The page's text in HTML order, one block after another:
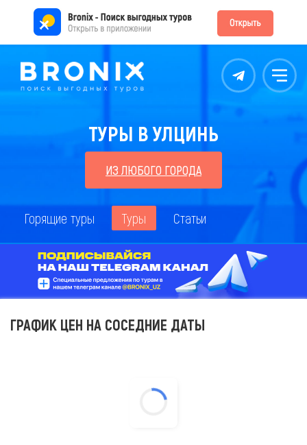
Контакты Меню
ТУРЫ В УЛЦИНЬ
ИЗ ЛЮБОГО ГОРОДА
Горящие туры Туры Статьи
ГРАФИК ЦЕН НА СОСЕДНИЕ ДАТЫ